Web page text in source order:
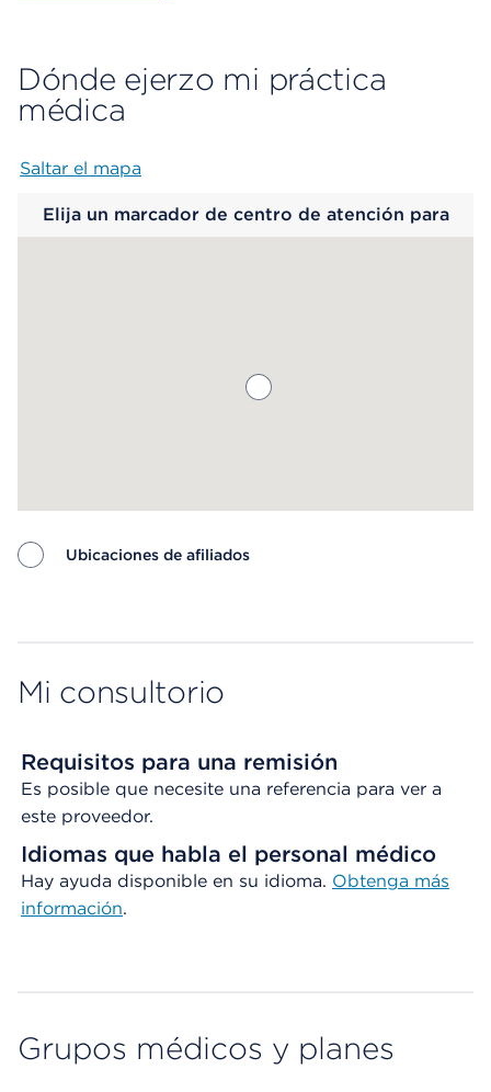
Dónde ejerzo mi práctica
médica
Saltar el mapa
Elija un marcador de centro de atención para
Ubicaciones de afiliados
Mi consultorio
Requisitos para una remisión
Es posible que necesite una referencia para ver a
este proveedor.
Idiomas que habla el personal médico
Hay ayuda disponible en su idioma. Obtenga más
información.
Grupos médicos y planes